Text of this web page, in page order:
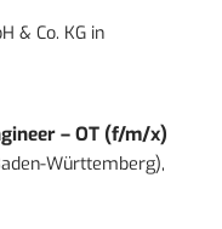
& Co. KG in
– OT (f/m/x)
Württemberg),